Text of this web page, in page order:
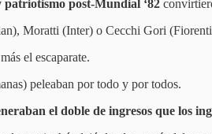
post-Mundial ‘82
Moratti (Inter) o Cecchi Gori
el escaparate.
peleaban por todo y por todos.
el doble de ingresos que los